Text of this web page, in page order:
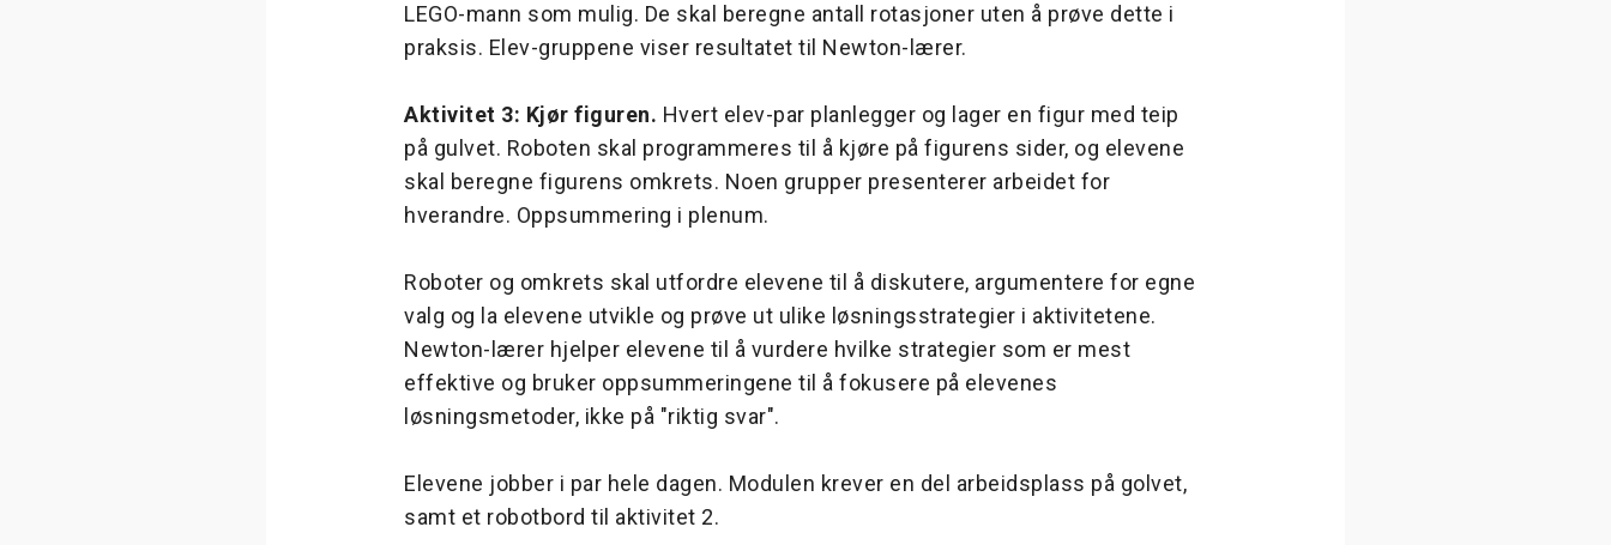
LEGO-mann som mulig. De skal beregne antall rotasjoner uten å prøve dette i
praksis. Elev-gruppene viser resultatet til Newton-lærer.
Aktivitet 3: Kjør figuren. Hvert elev-par planlegger og lager en figur med teip
på gulvet. Roboten skal programmeres til å kjøre på figurens sider, og elevene
skal beregne figurens omkrets. Noen grupper presenterer arbeidet for
hverandre. Oppsummering i plenum.
Roboter og omkrets skal utfordre elevene til å diskutere, argumentere for egne
valg og la elevene utvikle og prøve ut ulike løsningsstrategier i aktivitetene.
Newton-lærer hjelper elevene til å vurdere hvilke strategier som er mest
effektive og bruker oppsummeringene til å fokusere på elevenes
løsningsmetoder, ikke på "riktig svar".
Elevene jobber i par hele dagen. Modulen krever en del arbeidsplass på golvet,
samt et robotbord til aktivitet 2.